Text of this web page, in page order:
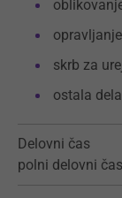
skrb za
ostala
Delovni čas
polni delovni čas